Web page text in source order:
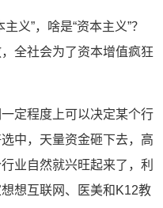
义”，啥是“资本主义”？
全社会为了资本增值疯狂
定程度上可以决定某个行
中，天量资金砸下去，高
业自然就兴旺起来了，利
想互联网、医美和K12教